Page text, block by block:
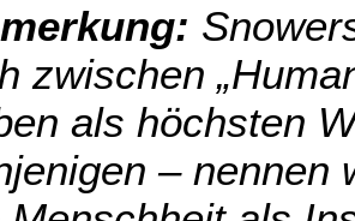
zwischen
als höchsten
– nennen